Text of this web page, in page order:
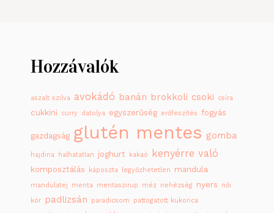
Hozzávalók
aszalt szilva avokádó banán brokkoli csoki csíra
cukkini curry datolya egyszerűség erőfeszítés fogyás
gazdagság glutén mentes gomba
hajdina halhatatlan joghurt kakaó kenyérre való
komposztálás káposzta legyőzhetetlen mandula
mandulatej menta mentaszirup méz nehézség nyers
női
kör
padlizsán paradicsom
pattogatott kukorica